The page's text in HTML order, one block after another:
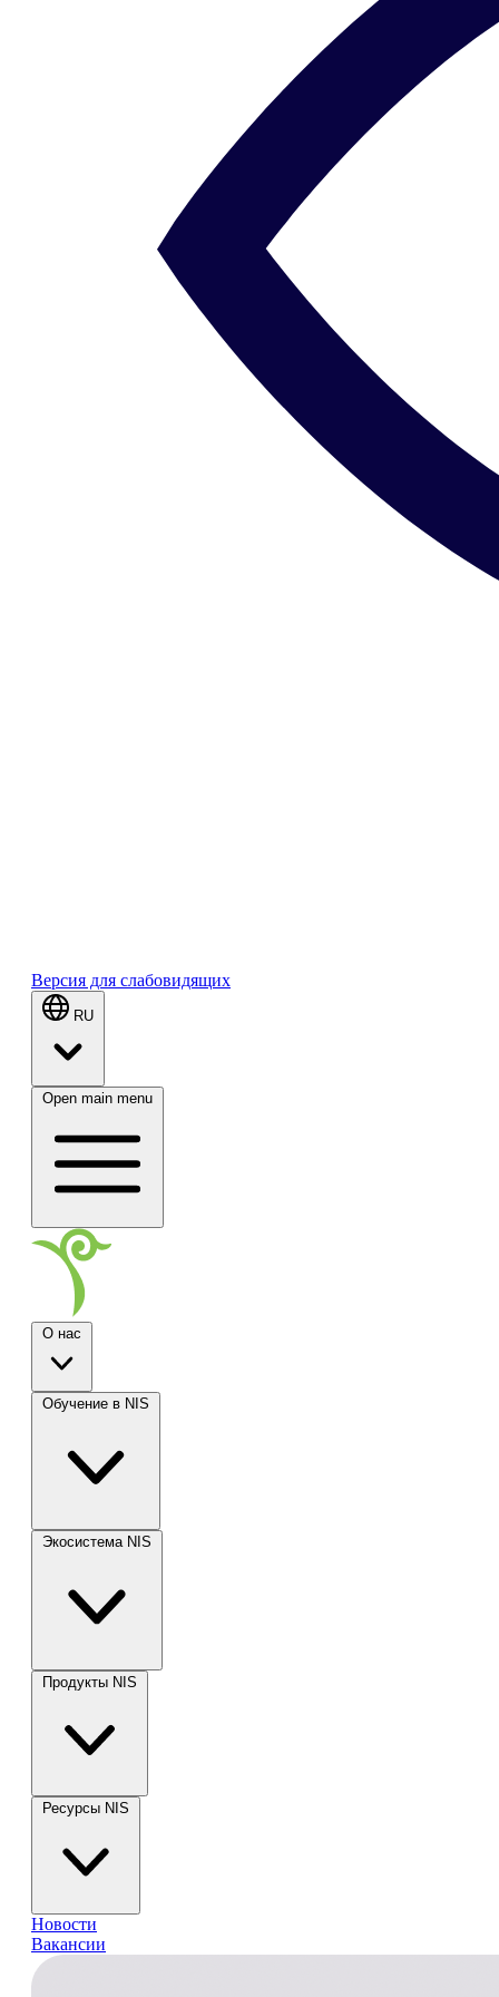
Версия для слабовидящих
RU
Open main menu
О нас
Обучение в NIS
Экосистема NIS
Продукты NIS
Ресурсы NIS
Новости
Вакансии